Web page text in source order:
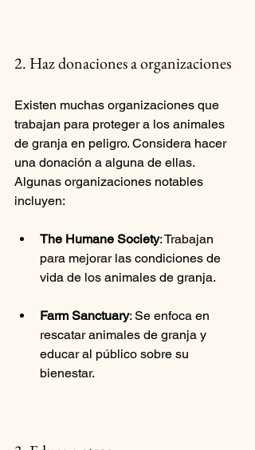
2. Haz donaciones a organizaciones
Existen muchas organizaciones que
trabajan para proteger a los animales
de granja en peligro. Considera hacer
una donación a alguna de ellas.
Algunas organizaciones notables
incluyen:
The Humane Society: Trabajan
para mejorar las condiciones de
vida de los animales de granja.
Farm Sanctuary: Se enfoca en
rescatar animales de granja y
educar al público sobre su
bienestar.